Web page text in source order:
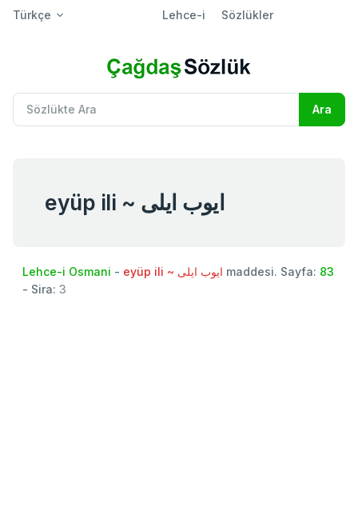
Türkçe Lehce-i Sözlükler
eyüp ili ~ ايوب ايلی
Lehce-i Osmani - eyüp ili ~ ايوب ايلی maddesi. Sayfa: 83
- Sira: 3